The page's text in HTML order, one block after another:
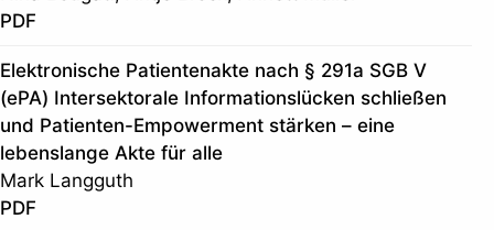
PDF
Elektronische Patientenakte nach § 291a SGB V
(ePA) Intersektorale Informationslücken schließen
und Patienten-Empowerment stärken – eine
lebenslange Akte für alle
Mark Langguth
PDF